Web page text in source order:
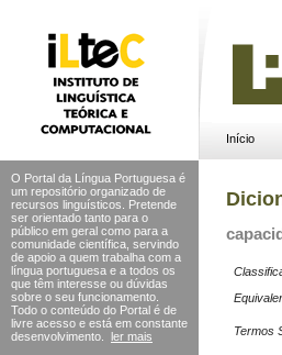
Início
O Portal da Língua Portuguesa é
um repositório organizado de
recursos linguísticos. Pretende
ser orientado tanto para o
público em geral como para a
comunidade científica, servindo
de apoio a quem trabalha com a
língua portuguesa e a todos os
que têm interesse ou dúvidas
sobre o seu funcionamento.
Todo o conteúdo do Portal é de
livre acesso e está em constante
desenvolvimento.
ler mais Termos